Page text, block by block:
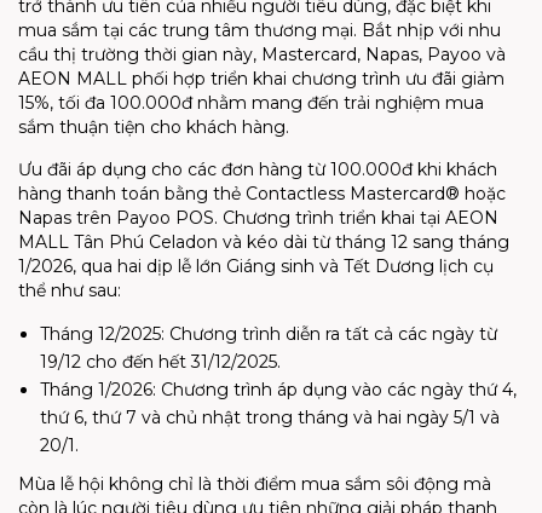
trở thành ưu tiên của nhiều người tiêu dùng, đặc biệt khi
mua sắm tại các trung tâm thương mại. Bắt nhịp với nhu
cầu thị trường thời gian này, Mastercard, Napas, Payoo và
AEON MALL phối hợp triển khai chương trình ưu đãi giảm
15%, tối đa 100.000đ nhằm mang đến trải nghiệm mua
sắm thuận tiện cho khách hàng.
Ưu đãi áp dụng cho các đơn hàng từ 100.000đ khi khách
hàng thanh toán bằng thẻ Contactless Mastercard® hoặc
Napas trên Payoo POS. Chương trình triển khai tại AEON
MALL Tân Phú Celadon và kéo dài từ tháng 12 sang tháng
1/2026, qua hai dịp lễ lớn Giáng sinh và Tết Dương lịch cụ
thể như sau:
Tháng 12/2025: Chương trình diễn ra tất cả các ngày từ
19/12 cho đến hết 31/12/2025.
Tháng 1/2026: Chương trình áp dụng vào các ngày thứ 4,
thứ 6, thứ 7 và chủ nhật trong tháng và hai ngày 5/1 và
20/1.
Mùa lễ hội không chỉ là thời điểm mua sắm sôi động mà
còn là lúc người tiêu dùng ưu tiên những giải pháp thanh